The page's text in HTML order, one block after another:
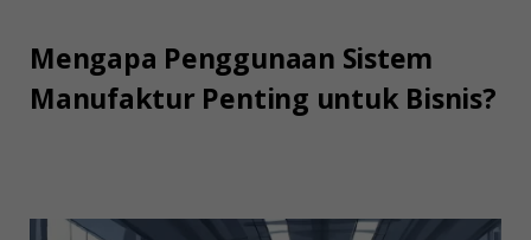
Mengapa Penggunaan Sistem
Manufaktur Penting untuk Bisnis?